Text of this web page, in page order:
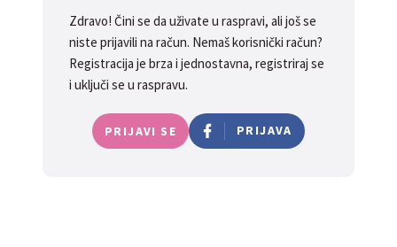
Zdravo! Čini se da uživate u raspravi, ali još se
niste prijavili na račun. Nemaš korisnički račun?
Registracija je brza i jednostavna, registriraj se
i uključi se u raspravu.
PRIJAVI SE PRIJAVA